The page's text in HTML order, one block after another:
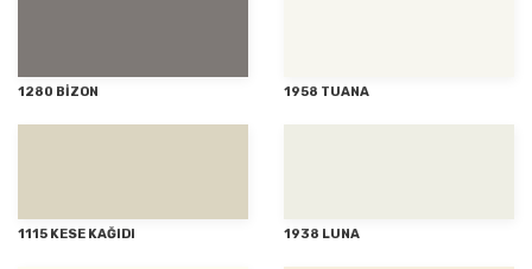
1280 BİZON 1958 TUANA
1115 KESE KAĞIDI 1938 LUNA